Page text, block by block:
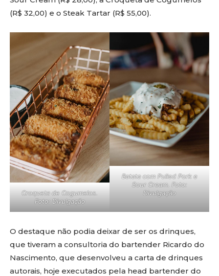
(R$ 32,00) e o Steak Tartar (R$ 55,00).
Croqueta de Cogumelos.
Foto: Divulgação
Batata com Pulled Pork e
Sour Cream. Foto:
Divulgação
O destaque não podia deixar de ser os drinques,
que tiveram a consultoria do bartender Ricardo do
Nascimento, que desenvolveu a carta de drinques
autorais, hoje executados pela head bartender do